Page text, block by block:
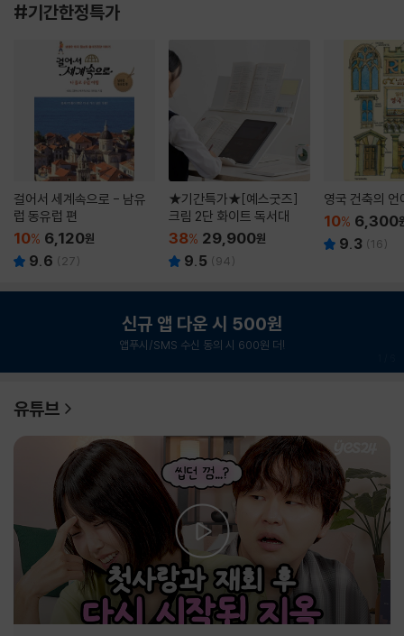
#기간한정특가
걸어서 세계속으로 - 남유
럽 동유럽 편
10% 6,120원
9.6 ( 27)
★기간특가★[예스굿즈]
크림 2단 화이트 독서대
38% 29,900원
9.5 (94)
영국 건축의 언
10% 6,300
9.3 (16)
신규 앱 다운 시 500원
앱푸시/SMS 수신 동의 시 600원 더!
유튜브